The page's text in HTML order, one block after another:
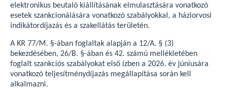
elektronikus beutaló kiállításának elmulasztására vonatkozó
esetek szankcionálására vonatkozó szabályokkal, a háziorvosi
indikátordíjazás és a szakellátás területén.
A KR 77/M. §-ában foglaltak alapján a 12/A. § (3)
bekezdésében, 26/B. §-ában és 42. számú mellékletében
foglalt szankciós szabályokat első ízben a 2026. év júniusára
vonatkozó teljesítménydíjazás megállapítása során kell
alkalmazni.